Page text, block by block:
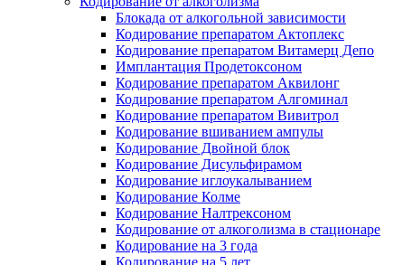
Блокада от алкогольной зависимости
Кодирование препаратом Актоплекс
Кодирование препаратом Витамерц Депо
Имплантация Продетоксоном
Кодирование препаратом Аквилонг
Кодирование препаратом Алгоминал
Кодирование препаратом Вивитрол
Кодирование вшиванием ампулы
Кодирование Двойной блок
Кодирование Дисульфирамом
Кодирование иглоукалыванием
Кодирование Колме
Кодирование Налтрексоном
Кодирование от алкоголизма в стационаре
Кодирование на 3 года
Кодирование на 5 лет